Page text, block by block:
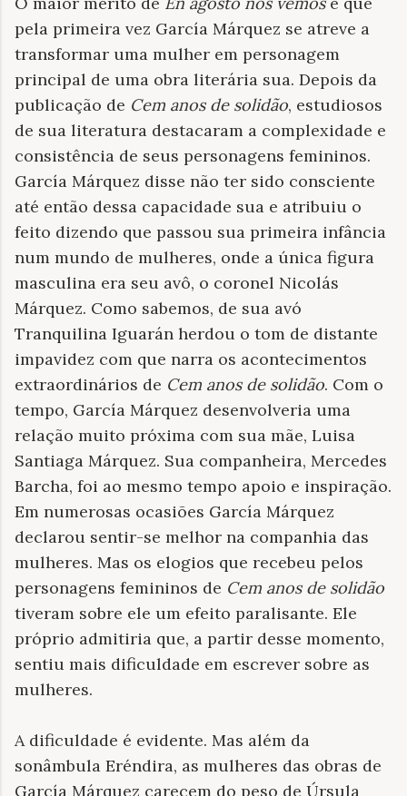
pela primeira vez García Márquez se atreve a
transformar uma mulher em personagem
principal de uma obra literária sua. Depois da
publicação de Cem anos de solidão, estudiosos
de sua literatura destacaram a complexidade e
consistência de seus personagens femininos.
García Márquez disse não ter sido consciente
até então dessa capacidade sua e atribuiu o
feito dizendo que passou sua primeira infância
num mundo de mulheres, onde a única figura
masculina era seu avô, o coronel Nicolás
Márquez. Como sabemos, de sua avó
Tranquilina Iguarán herdou o tom de distante
impavidez com que narra os acontecimentos
extraordinários de Cem anos de solidão. Com o
tempo, García Márquez desenvolveria uma
relação muito próxima com sua mãe, Luisa
Santiaga Márquez. Sua companheira, Mercedes
Barcha, foi ao mesmo tempo apoio e inspiração.
Em numerosas ocasiões García Márquez
declarou sentir-se melhor na companhia das
mulheres. Mas os elogios que recebeu pelos
personagens femininos de Cem anos de solidão
tiveram sobre ele um efeito paralisante. Ele
próprio admitiria que, a partir desse momento,
sentiu mais dificuldade em escrever sobre as
mulheres.
A dificuldade é evidente. Mas além da
sonâmbula Eréndira, as mulheres das obras de
García Márquez carecem do peso de Úrsula